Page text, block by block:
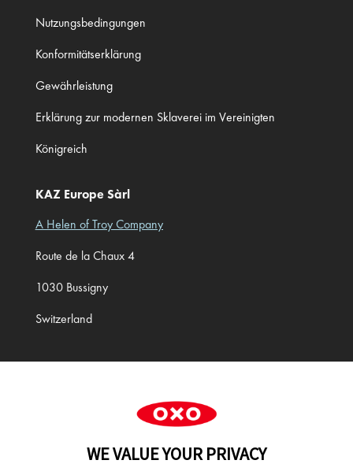
Nutzungsbedingungen
Konformitätserklärung
Gewährleistung
Erklärung zur modernen Sklaverei im Vereinigten
Königreich
KAZ Europe Sàrl
A Helen of Troy Company
Route de la Chaux 4
1030 Bussigny
Switzerland
WE VALUE YOUR PRIVACY